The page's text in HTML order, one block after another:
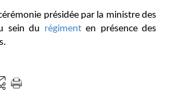
présidée par la ministre des
sein du régimenten présence des